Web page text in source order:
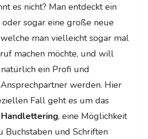
es nicht? Man entdeckt ein
sogar eine große neue
man vielleicht sogar mal
machen möchte, und will
ein Profi und
werden. Hier
Fall geht es um das
Handlettering, eine Möglichkeit
Buchstaben und Schriften